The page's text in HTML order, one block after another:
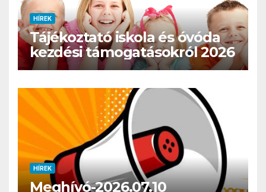
HÍREK
Tájékoztató iskola és óvóda
kezdési támogatásokról 2026
HÍREK
Meghívó-2026.07.10